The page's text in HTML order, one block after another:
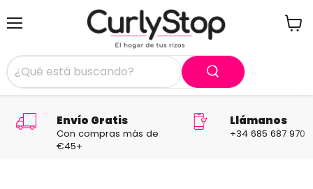
Envío Gratis
Con compras más de
€45+
Llámanos
+34 685 687 970